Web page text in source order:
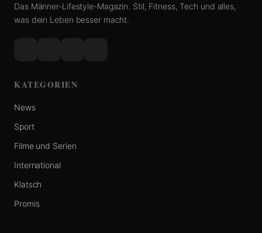
Das Männer-Lifestyle-Magazin. Stil, Fitness, Tech und alles,
was dein Leben besser macht.
KATEGORIEN
News
Sport
Filme und Serien
International
Klatsch
Promis